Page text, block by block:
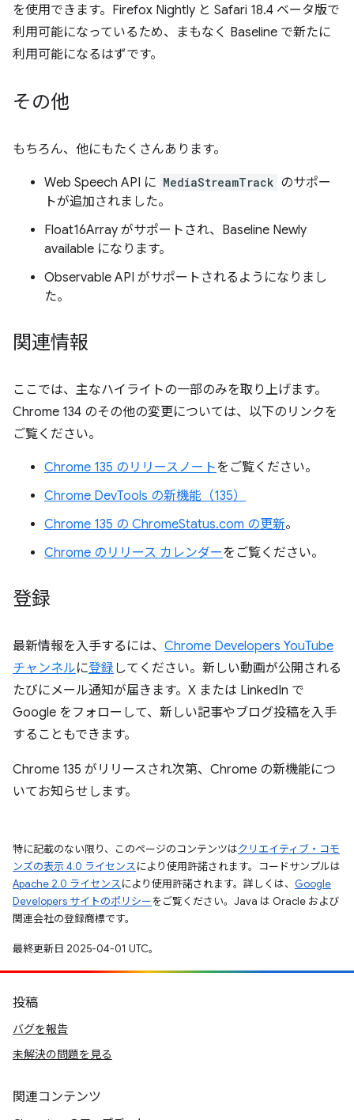
を使用できます。Firefox Nightly と Safari 18.4 ベータ版で
利用可能になっているため、まもなく Baseline で新たに
利用可能になるはずです。
その他
もちろん、他にもたくさんあります。
Web Speech API に MediaStreamTrack のサポー
トが追加されました。
Float16Array がサポートされ、Baseline Newly
available になります。
Observable API がサポートされるようになりまし
た。
関連情報
ここでは、主なハイライトの一部のみを取り上げます。
Chrome 134 のその他の変更については、以下のリンクを
ご覧ください。
Chrome 135 のリリースノートをご覧ください。
Chrome DevTools の新機能（135）
Chrome 135 の ChromeStatus.com の更新。
Chrome のリリース カレンダーをご覧ください。
登録
最新情報を入手するには、 Chrome Developers YouTube
チャンネルに登録 してください。新しい動画が公開される
たびにメール通知が届きます。X または LinkedIn で
Google をフォローして、新しい記事やブログ投稿を入手
することもできます。
Chrome 135 がリリースされ次第、Chrome の新機能につ
いてお知らせします。
特に記載のない限り、このページのコンテンツはクリエイティブ・コモ
ンズの表示 4.0 ライセンスにより使用許諾されます。コードサンプルは
Apache 2.0 ライセンスにより使用許諾されます。詳しくは、 Google
Developers サイトのポリシーをご覧ください。Java は Oracle および
関連会社の登録商標です。
最終更新日 2025-04-01 UTC。
投稿
バグを報告
未解決の問題を見る
関連コンテンツ